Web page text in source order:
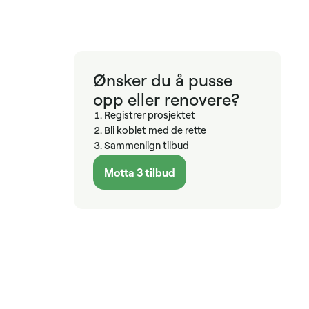
Ønsker du å pusse
opp eller renovere?
Registrer prosjektet
Bli koblet med de rette
Sammenlign tilbud
Motta 3 tilbud